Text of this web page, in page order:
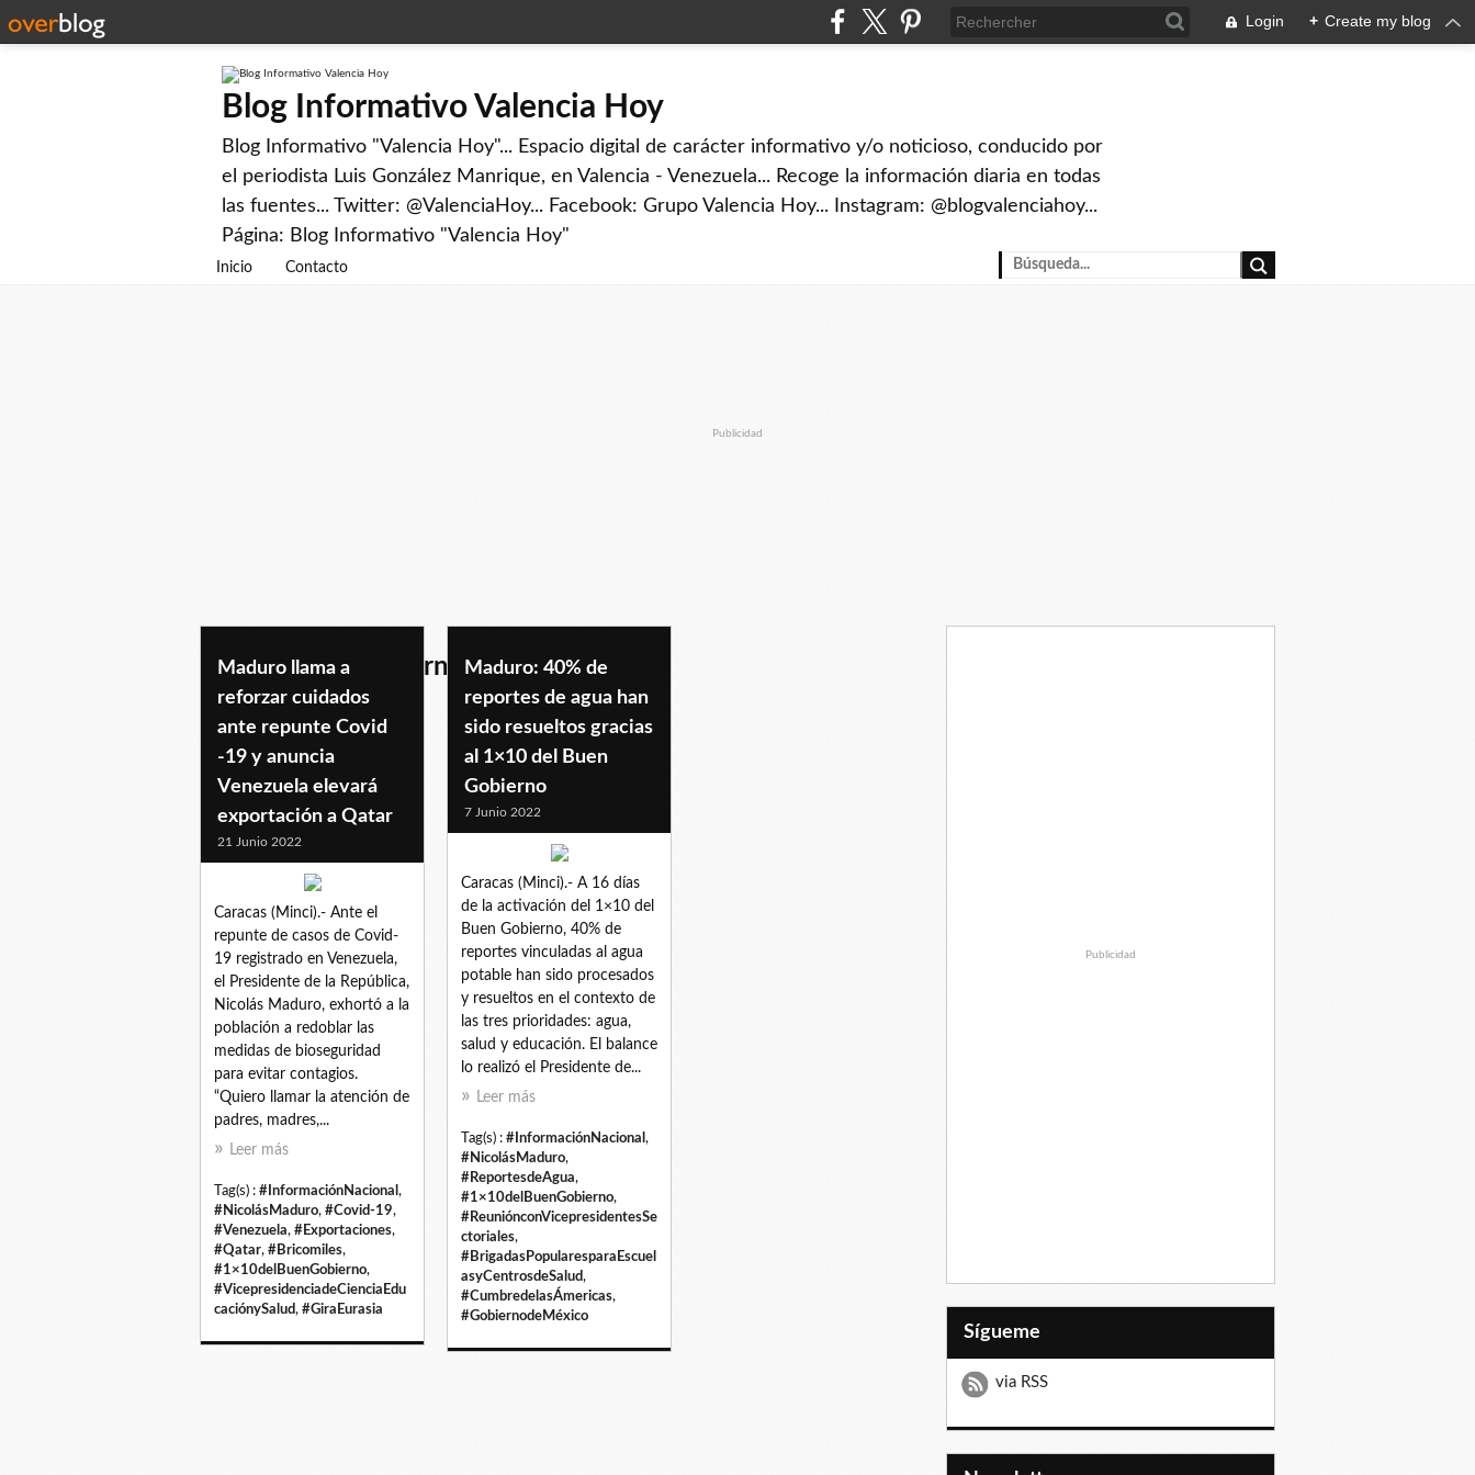
Login + Create my blog
Blog Informativo Valencia Hoy
Blog Informativo "Valencia Hoy"... Espacio digital de carácter informativo y/o noticioso, conducido por
el periodista Luis González Manrique, en Valencia - Venezuela... Recoge la información diaria en todas
las fuentes... Twitter: @ValenciaHoy... Facebook: Grupo Valencia Hoy... Instagram: @blogvalenciahoy...
Página: Blog Informativo "Valencia Hoy"
Inicio Contacto
Publicidad
1×10delbuengobierno
Maduro llama a
reforzar cuidados
ante repunte Covid
-19 y anuncia
Venezuela elevará
exportación a Qatar
21 Junio 2022
Caracas (Minci).- Ante el
repunte de casos de Covid-
19 registrado en Venezuela,
el Presidente de la República,
Nicolás Maduro, exhortó a la
población a redoblar las
medidas de bioseguridad
para evitar contagios.
“Quiero llamar la atención de
padres, madres,...
Leer más
Tag(s) : #InformaciónNacional ,
#NicolásMaduro, #Covid-19,
#Venezuela, #Exportaciones,
#Qatar, #Bricomiles,
#1×10delBuenGobierno,
#VicepresidenciadeCienciaEdu
caciónySalud, #GiraEurasia
Maduro: 40% de
reportes de agua han
sido resueltos gracias
al 1×10 del Buen
Gobierno
7 Junio 2022
Caracas (Minci).- A 16 días
de la activación del 1×10 del
Buen Gobierno, 40% de
reportes vinculadas al agua
potable han sido procesados
y resueltos en el contexto de
las tres prioridades: agua,
salud y educación. El balance
lo realizó el Presidente de...
Leer más
Tag(s) : #InformaciónNacional ,
#NicolásMaduro,
#ReportesdeAgua,
#1×10delBuenGobierno,
#ReuniónconVicepresidentesSe
ctoriales,
#BrigadasPopularesparaEscuel
asyCentrosdeSalud,
#CumbredelasÁmericas,
#GobiernodeMéxico
Publicidad
Sígueme
via RSS